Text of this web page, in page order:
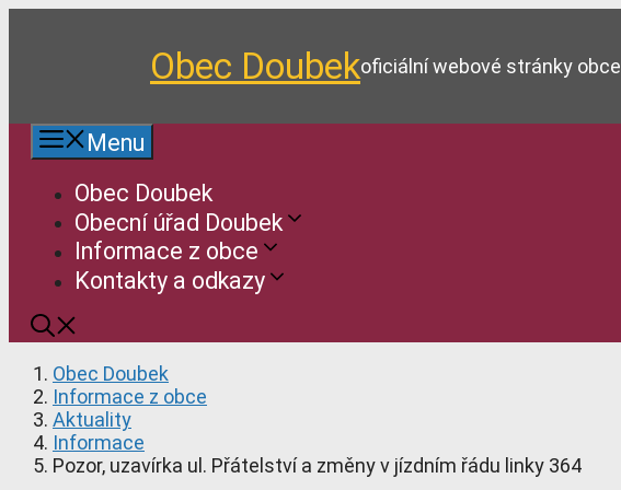
Obec Doubekoficiální webové stránky obce
Menu
Obec Doubek
Obecní úřad Doubek
Informace z obce
Kontakty a odkazy
Obec Doubek
Informace z obce
Aktuality
Informace
Pozor, uzavírka ul. Přátelství a změny v jízdním řádu linky 364